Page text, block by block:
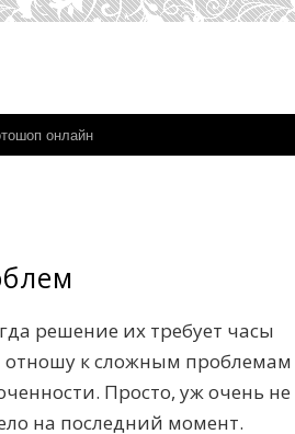
онлайн
решение их требует часы
отношу к сложным проблемам
Просто, уж очень не
на последний момент.